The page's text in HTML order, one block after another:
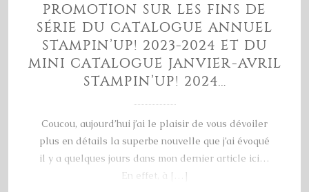
PROMOTION SUR LES FINS DE
SÉRIE DU CATALOGUE ANNUEL
STAMPIN’UP! 2023-2024 ET DU
MINI CATALOGUE JANVIER-AVRIL
STAMPIN’UP! 2024…
Coucou, aujourd’hui j’ai le plaisir de vous dévoiler
plus en détails la superbe nouvelle que j’ai évoqué
il y a quelques jours dans mon dernier article ici…
En effet, à […]